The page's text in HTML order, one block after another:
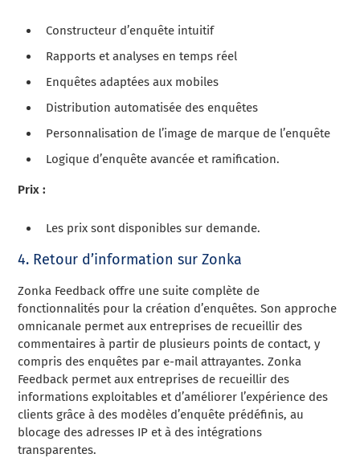
Constructeur d’enquête intuitif
Rapports et analyses en temps réel
Enquêtes adaptées aux mobiles
Distribution automatisée des enquêtes
Personnalisation de l’image de marque de l’enquête
Logique d’enquête avancée et ramification.
Prix :
Les prix sont disponibles sur demande.
4. Retour d’information sur Zonka
Zonka Feedback offre une suite complète de
fonctionnalités pour la création d’enquêtes. Son approche
omnicanale permet aux entreprises de recueillir des
commentaires à partir de plusieurs points de contact, y
compris des enquêtes par e-mail attrayantes. Zonka
Feedback permet aux entreprises de recueillir des
informations exploitables et d’améliorer l’expérience des
clients grâce à des modèles d’enquête prédéfinis, au
blocage des adresses IP et à des intégrations
transparentes.